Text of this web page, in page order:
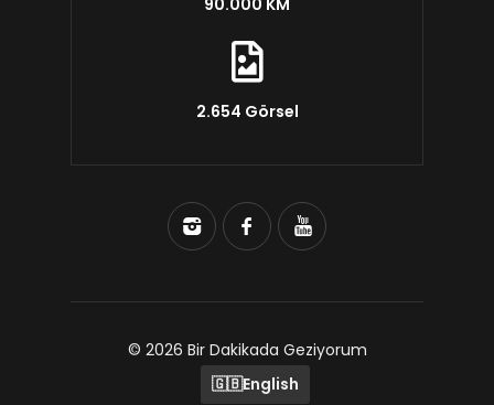
90.000 KM
2.654 Görsel
© 2026 Bir Dakikada Geziyorum
🇬🇧English